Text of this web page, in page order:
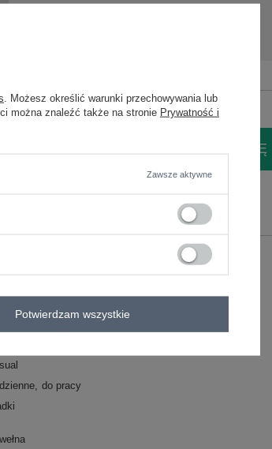
ZALOGUJ SIĘ I ZOBACZ CENĘ
do pracy
. Możesz określić warunki przechowywania lub
można znaleźć także na stronie Prywatność i
Zawsze aktywne
Potwierdzam wszystkie